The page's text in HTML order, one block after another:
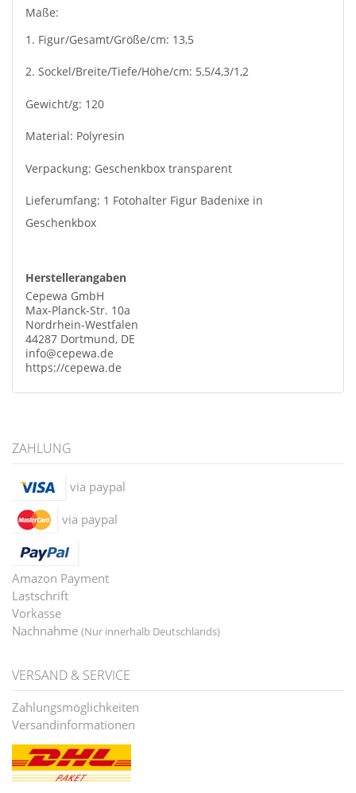
Maße:
1. Figur/Gesamt/Größe/cm: 13,5
2. Sockel/Breite/Tiefe/Höhe/cm: 5,5/4,3/1,2
Gewicht/g: 120
Material: Polyresin
Verpackung: Geschenkbox transparent
Lieferumfang: 1 Fotohalter Figur Badenixe in
Geschenkbox
Herstellerangaben
Cepewa GmbH
Max-Planck-Str. 10a
Nordrhein-Westfalen
44287 Dortmund, DE
info@cepewa.de
https://cepewa.de
ZAHLUNG
via paypal
via paypal
Amazon Payment
Lastschrift
Vorkasse
Nachnahme (Nur innerhalb Deutschlands)
VERSAND & SERVICE
Zahlungsmöglichkeiten
Versandinformationen